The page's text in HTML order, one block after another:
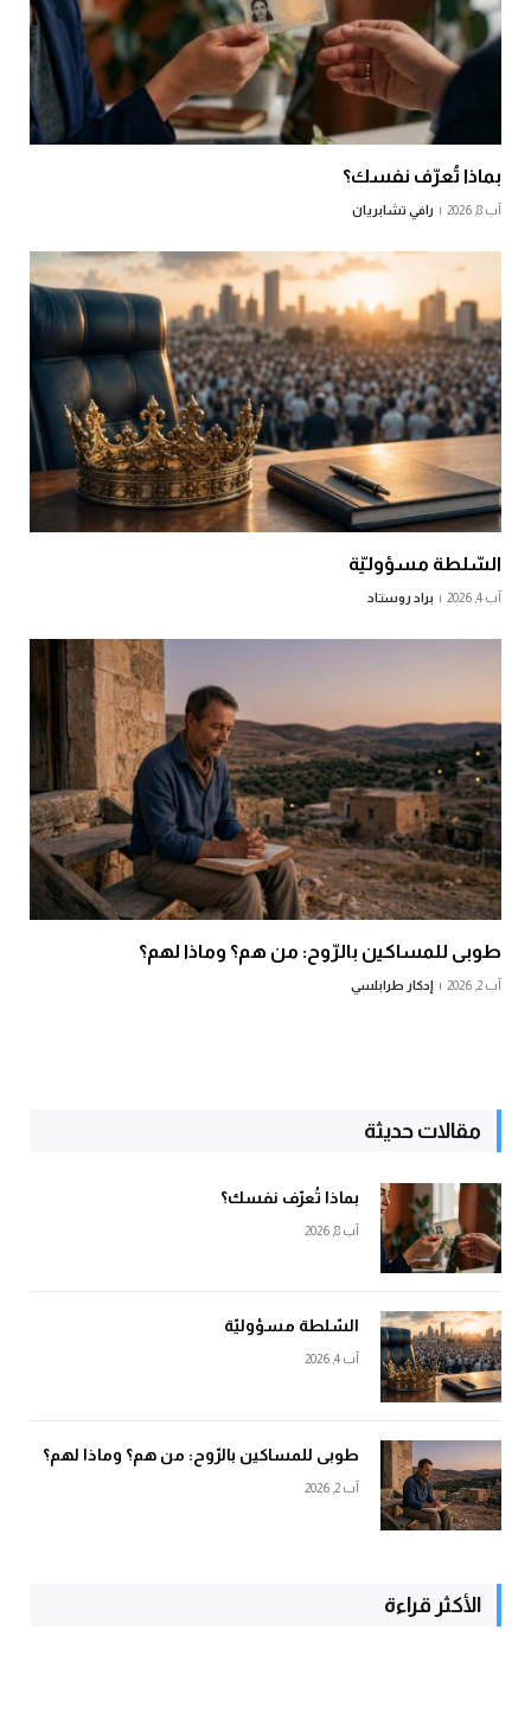
بماذا تُعرّف نفسك؟
آب 8, 2026 رافي تشابريان
السّلطة مسؤوليّة
آب 4, 2026 براد روستاد
طوبى للمساكين بالرّوح: من هم؟ وماذا لهم؟
آب 2, 2026 إدكار طرابلسي
مقالات حديثة
بماذا تُعرّف نفسك؟
آب 8, 2026
السّلطة مسؤوليّة
آب 4, 2026
طوبى للمساكين بالرّوح: من هم؟ وماذا لهم؟
آب 2, 2026
الأكثر قراءة